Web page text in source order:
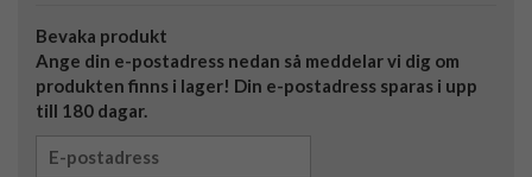
Bevaka produkt
Ange din e-postadress nedan så meddelar vi dig om
produkten finns i lager! Din e-postadress sparas i upp
till 180 dagar.